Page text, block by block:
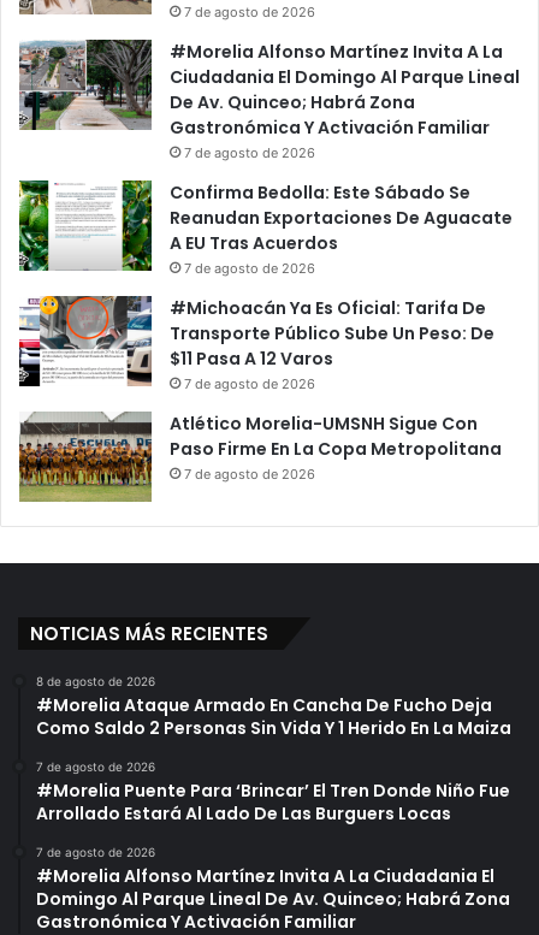
7 de agosto de 2026
#Morelia Alfonso Martínez Invita A La
Ciudadania El Domingo Al Parque Lineal
De Av. Quinceo; Habrá Zona
Gastronómica Y Activación Familiar
7 de agosto de 2026
Confirma Bedolla: Este Sábado Se
Reanudan Exportaciones De Aguacate
A EU Tras Acuerdos
7 de agosto de 2026
#Michoacán Ya Es Oficial: Tarifa De
Transporte Público Sube Un Peso: De
$11 Pasa A 12 Varos
7 de agosto de 2026
Atlético Morelia-UMSNH Sigue Con
Paso Firme En La Copa Metropolitana
7 de agosto de 2026
NOTICIAS MÁS RECIENTES
8 de agosto de 2026
#Morelia Ataque Armado En Cancha De Fucho Deja
Como Saldo 2 Personas Sin Vida Y 1 Herido En La Maiza
7 de agosto de 2026
#Morelia Puente Para ‘Brincar’ El Tren Donde Niño Fue
Arrollado Estará Al Lado De Las Burguers Locas
7 de agosto de 2026
#Morelia Alfonso Martínez Invita A La Ciudadania El
Domingo Al Parque Lineal De Av. Quinceo; Habrá Zona
Gastronómica Y Activación Familiar